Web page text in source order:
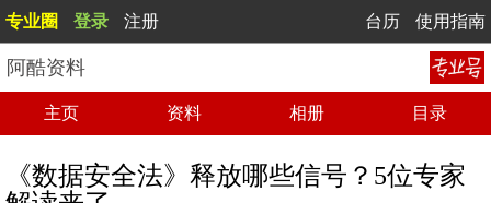
专业圈 登录 注册 台历 使用指南
阿酷资料
主页 资料 相册 目录
《数据安全法》释放哪些信号？5位专家